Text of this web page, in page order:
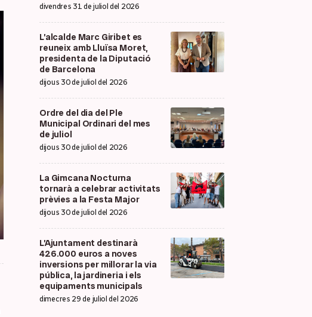
divendres 31 de juliol del 2026
L’alcalde Marc Giribet es
reuneix amb Lluïsa Moret,
presidenta de la Diputació
de Barcelona
dijous 30 de juliol del 2026
Ordre del dia del Ple
Municipal Ordinari del mes
de juliol
dijous 30 de juliol del 2026
La Gimcana Nocturna
tornarà a celebrar activitats
prèvies a la Festa Major
dijous 30 de juliol del 2026
L’Ajuntament destinarà
426.000 euros a noves
inversions per millorar la via
pública, la jardineria i els
equipaments municipals
dimecres 29 de juliol del 2026